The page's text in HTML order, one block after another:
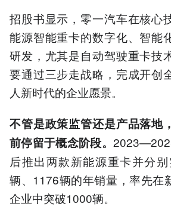
招股书显示，零一汽车在核心
能源智能重卡的数字化、智能
研发，尤其是自动驾驶重卡技
要通过三步走战略，完成开创
人新时代的企业愿景。
不管是政策监管还是产品落地
前停留于概念阶段。
后推出两款新能源重卡并分
辆、1176辆的年销量，率先在
企业中突破1000辆。